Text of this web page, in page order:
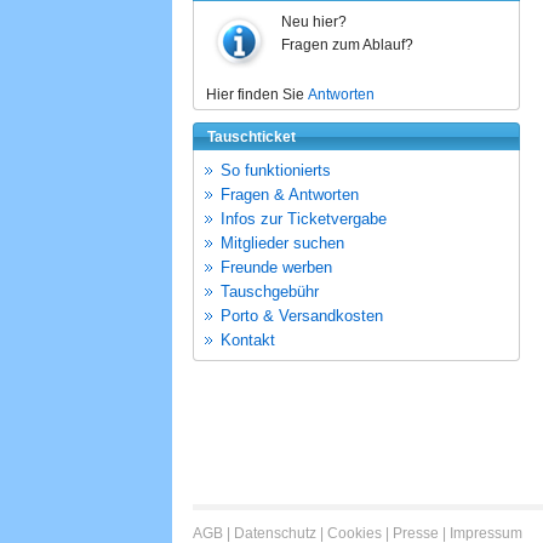
Neu hier?
Fragen zum Ablauf?
Hier finden Sie Antworten
Tauschticket
So funktionierts
Fragen & Antworten
Infos zur Ticketvergabe
Mitglieder suchen
Freunde werben
Tauschgebühr
Porto & Versandkosten
Kontakt
AGB Datenschutz Cookies Presse Impressum